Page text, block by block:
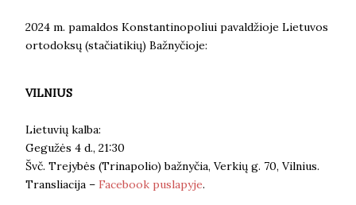
2024 m. pamaldos Konstantinopoliui pavaldžioje Lietuvos
ortodoksų (stačiatikių) Bažnyčioje:
VILNIUS
Lietuvių kalba:
Gegužės 4 d., 21:30
Švč. Trejybės (Trinapolio) bažnyčia, Verkių g. 70, Vilnius.
Transliacija – Facebook puslapyje.